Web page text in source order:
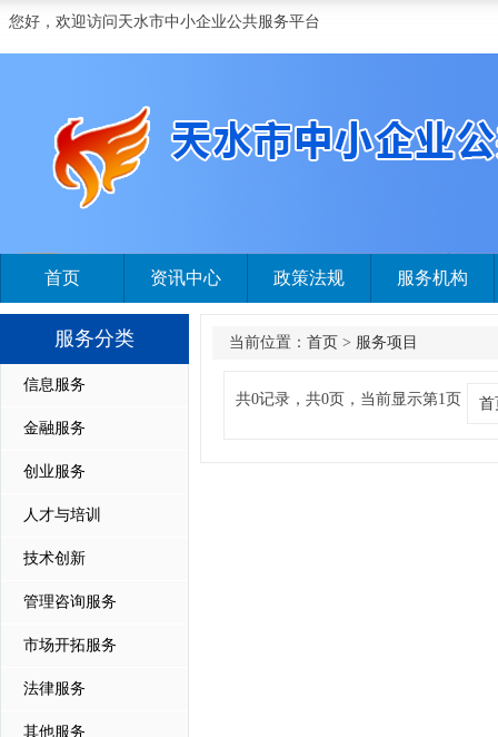
您好，欢迎访问天水市中小企业公共服务平台
首页 资讯中心 政策法规 服务机构
服务分类
信息服务
金融服务
创业服务
人才与培训
技术创新
管理咨询服务
市场开拓服务
法律服务
其他服务
当前位置： 首页 > 服务项目
共0记录，共0页，当前显示第1页 首